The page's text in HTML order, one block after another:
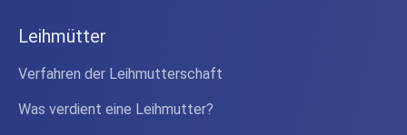
Leihmütter
Verfahren der Leihmutterschaft
Was verdient eine Leihmutter?